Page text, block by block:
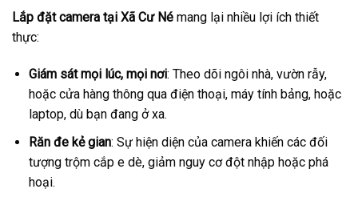
Lắp đặt camera tại Xã Cư Né mang lại nhiều lợi ích thiết
thực:
Giám sát mọi lúc, mọi nơi: Theo dõi ngôi nhà, vườn rẫy,
hoặc cửa hàng thông qua điện thoại, máy tính bảng, hoặc
laptop, dù bạn đang ở xa.
Răn đe kẻ gian: Sự hiện diện của camera khiến các đối
tượng trộm cắp e dè, giảm nguy cơ đột nhập hoặc phá
hoại.